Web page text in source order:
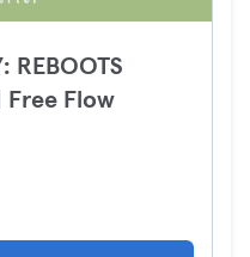
REBOOTS
Free Flow